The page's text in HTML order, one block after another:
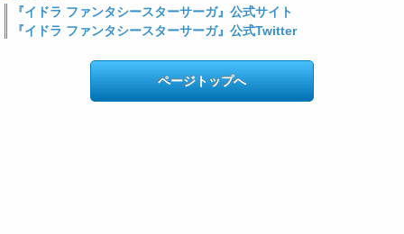
『イドラ ファンタシースターサーガ』公式サイト
『イドラ ファンタシースターサーガ』公式Twitter
ページトップへ